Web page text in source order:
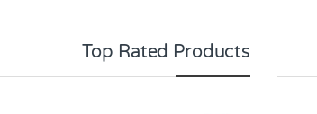
Top Rated Products